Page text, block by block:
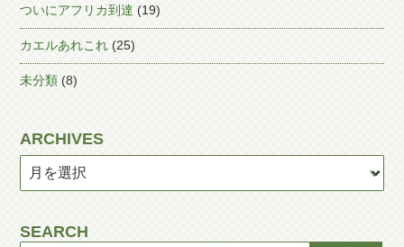
ついにアフリカ到達 (19)
カエルあれこれ (25)
未分類 (8)
ARCHIVES
SEARCH